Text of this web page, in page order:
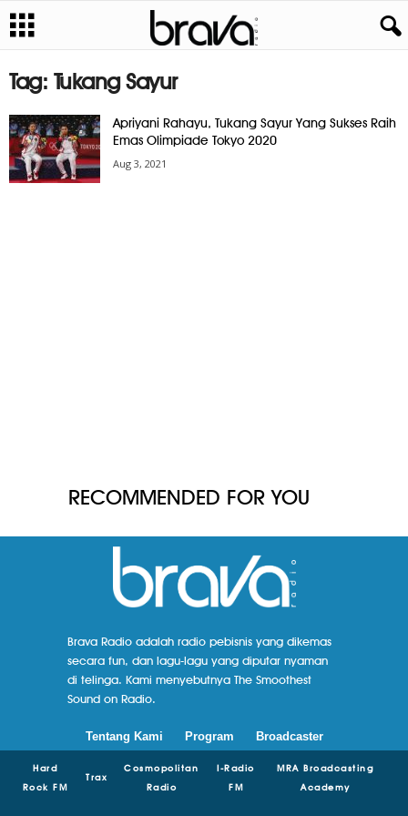
Tag: Tukang Sayur
Apriyani Rahayu, Tukang Sayur Yang Sukses Raih
Emas Olimpiade Tokyo 2020
Aug 3, 2021
RECOMMENDED FOR YOU
Brava Radio adalah radio pebisnis yang dikemas
secara fun, dan lagu-lagu yang diputar nyaman
di telinga. Kami menyebutnya The Smoothest
Sound on Radio.
Tentang Kami Program Broadcaster
Hard
Rock FM
Trax
Cosmopolitan
Radio
I-Radio
FM
MRA Broadcasting
Academy